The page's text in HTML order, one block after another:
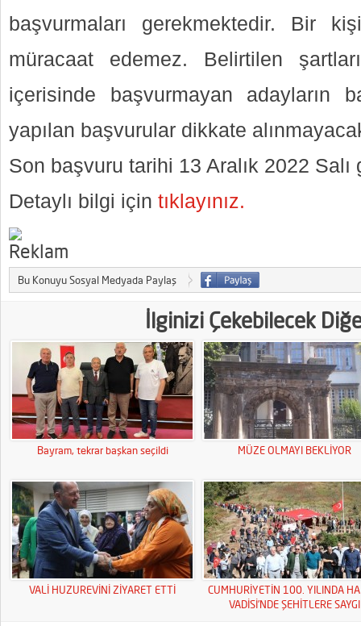
başvurmaları gerekmektedir. Bir
müracaat edemez. Belirtilen
içerisinde başvurmayan adayların
yapılan başvurular dikkate
Son başvuru tarihi 13 Aralık 2022
Detaylı bilgi için tıklayınız.
Bu Konuyu Sosyal Medyada Paylaş
İlginizi Çekebilecek
Bayram, tekrar başkan seçildi MÜZE OLMAYI BEKLİYOR
VALİ HUZUREVİNİ ZİYARET ETTİ
CUMHURİYETİN 100. YILINDA
VADİSİ’NDE ŞEHİTLERE SAYGI